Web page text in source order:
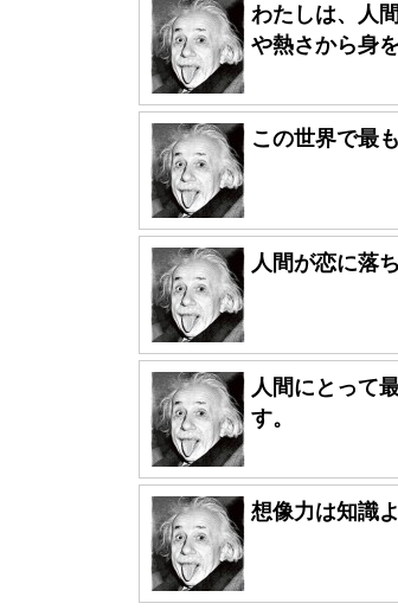
わたしは、人
や熱さから身
この世界で最
人間が恋に落
人間にとって
す。
想像力は知識